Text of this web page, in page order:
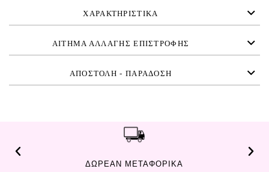
ΧΑΡΑΚΤΗΡΙΣΤΙΚΑ
ΑΙΤΗΜΑ ΑΛΛΑΓΗΣ ΕΠΙΣΤΡΟΦΗΣ
ΑΠΟΣΤΟΛΗ - ΠΑΡΑΔΟΣΗ
ΔΩΡΕΑΝ ΜΕΤΑΦΟΡΙΚΑ